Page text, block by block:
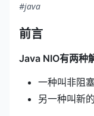
#java
前言
Java NIO有两种
一种叫非阻
另一种叫新